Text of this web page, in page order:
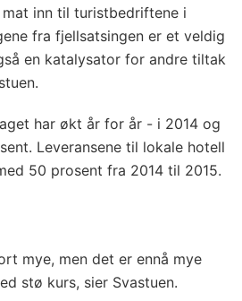
inn til turistbedriftene i
fra fjellsatsingen er et veldig
en katalysator for andre tiltak
har økt år for år - i 2014 og
Leveransene til lokale hotell
50 prosent fra 2014 til 2015.
mye, men det er ennå mye
stø kurs, sier Svastuen.